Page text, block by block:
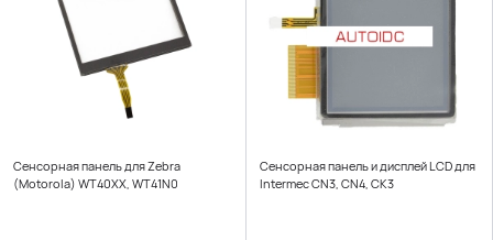
Сенсорная панель для Zebra
(Motorola) WT40XX, WT41N0
Сенсорная панель и дисплей LCD для
Intermec CN3, CN4, CK3